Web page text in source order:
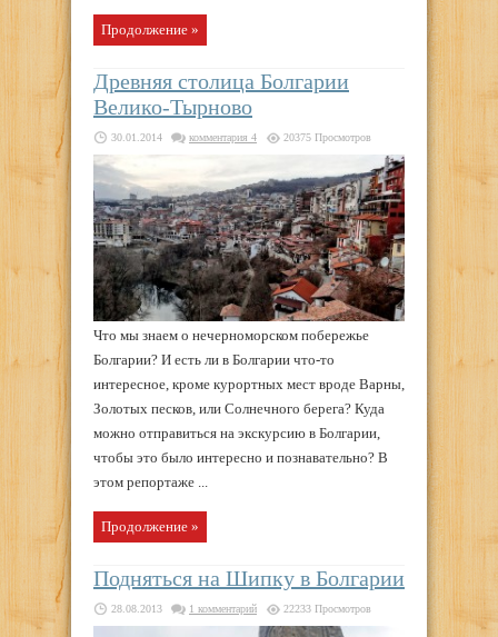
Продолжение »
Древняя столица Болгарии
Велико-Тырново
30.01.2014 комментария 4 20375 Просмотров
Что мы знаем о нечерноморском побережье
Болгарии? И есть ли в Болгарии что-то
интересное, кроме курортных мест вроде Варны,
Золотых песков, или Солнечного берега? Куда
можно отправиться на экскурсию в Болгарии,
чтобы это было интересно и познавательно? В
этом репортаже ...
Продолжение »
Подняться на Шипку в Болгарии
28.08.2013 1 комментарий 22233 Просмотров